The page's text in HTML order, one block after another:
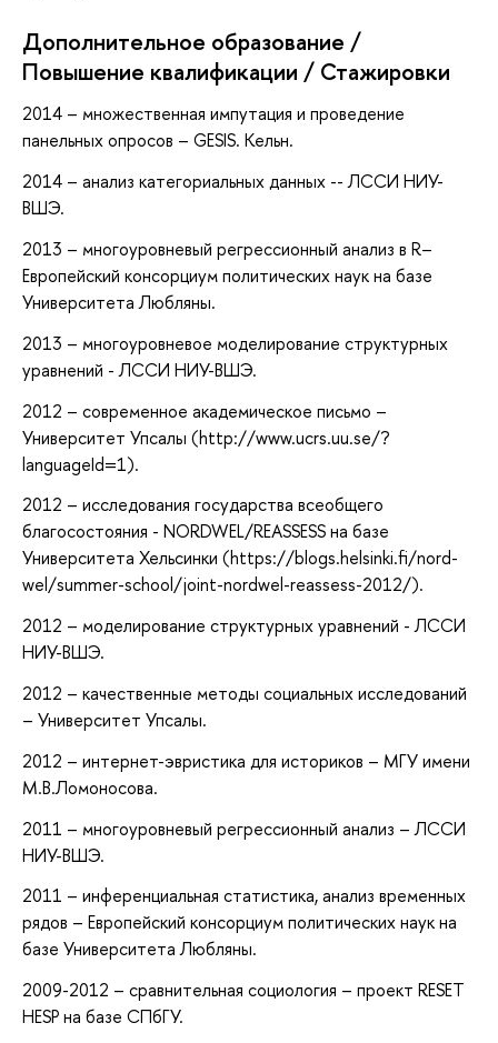
Дополнительное образование /
Повышение квалификации / Стажировки
2014 – множественная импутация и проведение
панельных опросов – GESIS. Кельн.
2014 – анализ категориальных данных -- ЛССИ НИУ-
ВШЭ.
2013 – многоуровневый регрессионный анализ в R–
Европейский консорциум политических наук на базе
Университета Любляны.
2013 – многоуровневое моделирование структурных
уравнений - ЛССИ НИУ-ВШЭ.
2012 – современное академическое письмо –
Университет Упсалы (http://www.ucrs.uu.se/?
languageId=1).
2012 – исследования государства всеобщего
благосостояния - NORDWEL/REASSESS на базе
Университета Хельсинки (https://blogs.helsinki.fi/nord-
wel/summer-school/joint-nordwel-reassess-2012/).
2012 – моделирование структурных уравнений - ЛССИ
НИУ-ВШЭ.
2012 – качественные методы социальных исследований
– Университет Упсалы.
2012 – интернет-эвристика для историков – МГУ имени
М.В.Ломоносова.
2011 – многоуровневый регрессионный анализ – ЛССИ
НИУ-ВШЭ.
2011 – инференциальная статистика, анализ временных
рядов – Европейский консорциум политических наук на
базе Университета Любляны.
2009-2012 – сравнительная социология – проект RESET
HESP на базе СПбГУ.